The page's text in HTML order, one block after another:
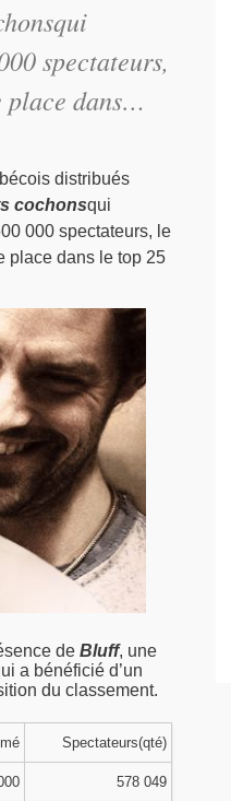
spectateurs,
place dans…
distribués
cochonsqui
000 spectateurs, le
place dans le top 25
de Bluff, une
a bénéficié d’un
du classement.
Spectateurs(qté)
578 049